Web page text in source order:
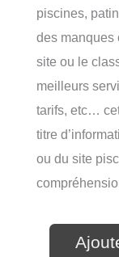
piscines,
des manques
site ou le
meilleurs
tarifs, etc…
titre
ou du site